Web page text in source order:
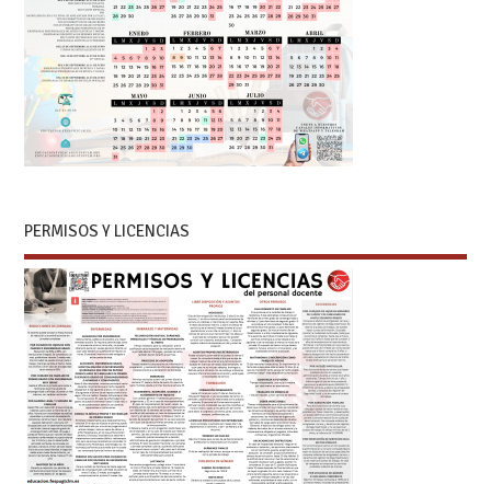
PERMISOS Y LICENCIAS